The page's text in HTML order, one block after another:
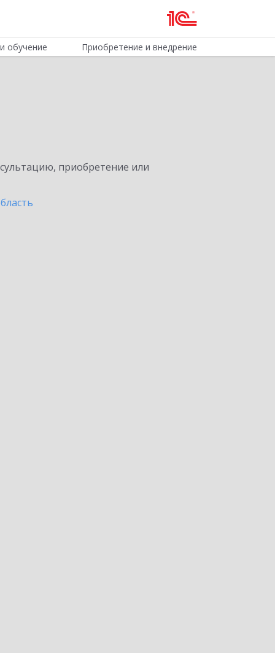
обучение Приобретение и внедрение
приобретение или